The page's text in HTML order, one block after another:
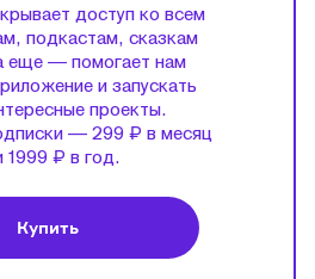
доступ ко всем
подкастам, сказкам
еще — помогает нам
и запускать
проекты.
— 299 ₽ в месяц
1999 ₽ в год.
Купить